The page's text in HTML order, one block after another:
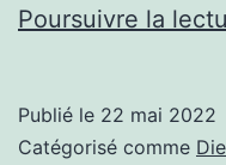
Poursuivre la
Publié le 22 mai 2022
Catégorisé comme